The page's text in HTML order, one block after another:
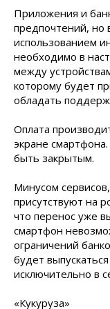
Приложения и
предпочтений, но
использованием
необходимо в
между
которому будет
обладать
Оплата
экране
быть закрытым.
Минусом
присутствуют на
что перенос уже
смартфон
ограничений
будет
исключительно в
«Кукуруза»